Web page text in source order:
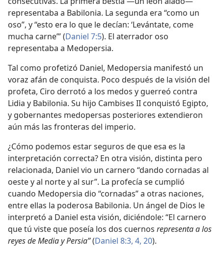
representaba a Babilonia. La segunda era “como un
oso”, y “esto era lo que le decían: ‘Levántate, come
mucha carne’” (Daniel 7:5). El aterrador oso
representaba a Medopersia.
Tal como profetizó Daniel, Medopersia manifestó un
voraz afán de conquista. Poco después de la visión del
profeta, Ciro derrotó a los medos y guerreó contra
Lidia y Babilonia. Su hijo Cambises II conquistó Egipto,
y gobernantes medopersas posteriores extendieron
aún más las fronteras del imperio.
¿Cómo podemos estar seguros de que esa es la
interpretación correcta? En otra visión, distinta pero
relacionada, Daniel vio un carnero “dando cornadas al
oeste y al norte y al sur”. La profecía se cumplió
cuando Medopersia dio “cornadas” a otras naciones,
entre ellas la poderosa Babilonia. Un ángel de Dios le
interpretó a Daniel esta visión, diciéndole: “El carnero
que tú viste que poseía los dos cuernos representa a los
reyes de Media y Persia”(Daniel 8:3, 4, 20).